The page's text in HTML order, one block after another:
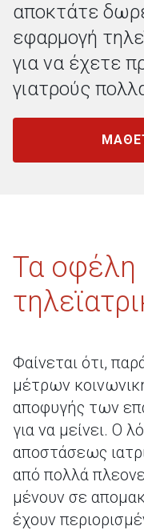
αποκτάτε
εφαρμογή
για να έχετε
γιατρούς
Τα οφέλη
Φαίνεται ότι,
μέτρων
αποφυγής των
για να μείνει. Ο
αποστάσεως
από πολλά
μένουν σε
έχουν